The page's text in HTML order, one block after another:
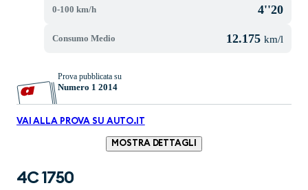
0-100 km/h 4''20
Consumo Medio 12.175 km/l
Prova pubblicata su
Numero 1 2014
VAI ALLA PROVA SU AUTO.IT
MOSTRA DETTAGLI
4C 1750